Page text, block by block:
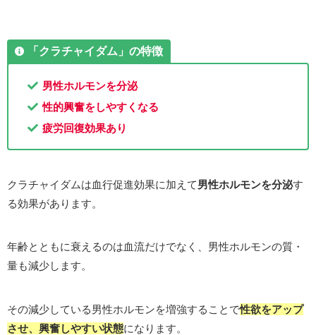
「クラチャイダム 」 の特徴
男性ホルモンを分泌
性的興奮をしやすくなる
疲労回復効果あり
クラチャイダムは血行促進効果に加えて男性ホルモンを分泌す
る効果があります。
年齢とともに衰えるのは血流だけでなく、男性ホルモンの質・
量も減少します。
その減少している男性ホルモンを増強することで性欲をアップ
させ、興奮しやすい状態になります。